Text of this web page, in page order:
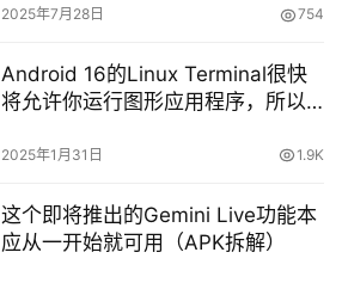
2025年7月28日 754
Android 16的Linux Terminal很快
将允许你运行图形应用程序，所以
2025年1月31日 1.9K
这个即将推出的Gemini Live功能本
应从一开始就可用（APK拆解）